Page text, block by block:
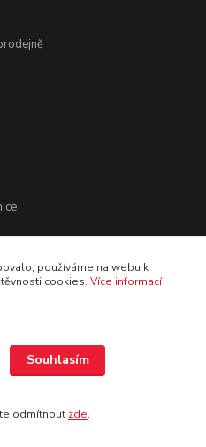
používáme na webu k
cookies. Více informací
Souhlasím
odmítnout zde.